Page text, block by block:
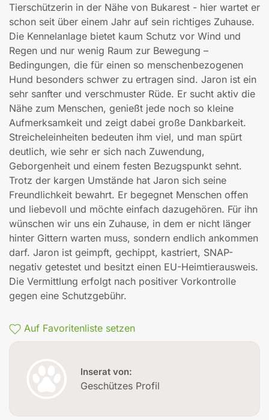
Tierschützerin in der Nähe von Bukarest - hier wartet er
schon seit über einem Jahr auf sein richtiges Zuhause.
Die Kennelanlage bietet kaum Schutz vor Wind und
Regen und nur wenig Raum zur Bewegung –
Bedingungen, die für einen so menschenbezogenen
Hund besonders schwer zu ertragen sind. Jaron ist ein
sehr sanfter und verschmuster Rüde. Er sucht aktiv die
Nähe zum Menschen, genießt jede noch so kleine
Aufmerksamkeit und zeigt dabei große Dankbarkeit.
Streicheleinheiten bedeuten ihm viel, und man spürt
deutlich, wie sehr er sich nach Zuwendung,
Geborgenheit und einem festen Bezugspunkt sehnt.
Trotz der kargen Umstände hat Jaron sich seine
Freundlichkeit bewahrt. Er begegnet Menschen offen
und liebevoll und möchte einfach dazugehören. Für ihn
wünschen wir uns ein Zuhause, in dem er nicht länger
hinter Gittern warten muss, sondern endlich ankommen
darf. Jaron ist geimpft, gechippt, kastriert, SNAP-
negativ getestet und besitzt einen EU-Heimtierausweis.
Die Vermittlung erfolgt nach positiver Vorkontrolle
gegen eine Schutzgebühr.
Auf Favoritenliste setzen
Inserat von:
Geschützes Profil